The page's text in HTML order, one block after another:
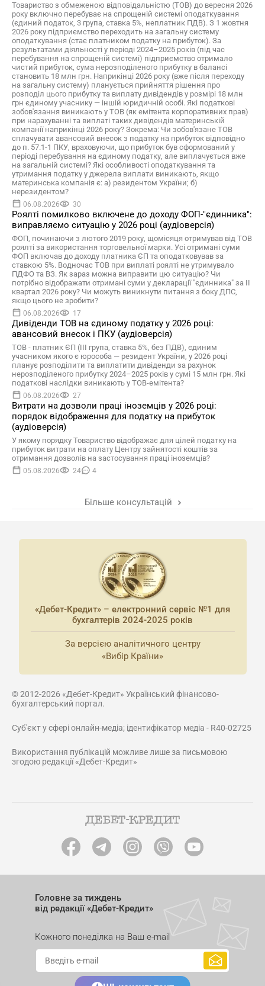
Товариство з обмеженою відповідальністю (ТОВ) до вересня 2026
року включно перебуває на спрощеній системі оподаткування
(єдиний податок, 3 група, ставка 5%, неплатник ПДВ). З 1 жовтня
2026 року підприємство переходить на загальну систему
оподаткування (стає платником податку на прибуток). За
результатами діяльності у періоді 2024–2025 років (під час
перебування на спрощеній системі) підприємство отримало
чистий прибуток, сума нерозподіленого прибутку в балансі
становить 18 млн грн. Наприкінці 2026 року (вже після переходу
на загальну систему) планується прийняття рішення про
розподіл цього прибутку та виплату дивідендів у розмірі 18 млн
грн єдиному учаснику — іншій юридичній особі. Які податкові
зобов'язання виникають у ТОВ (як емітента корпоративних прав)
при нарахуванні та виплаті таких дивідендів материнській
компанії наприкінці 2026 року? Зокрема: Чи зобов'язане ТОВ
сплачувати авансовий внесок з податку на прибуток відповідно
до п. 57.1-1 ПКУ, враховуючи, що прибуток був сформований у
періоді перебування на єдиному податку, але виплачується вже
на загальній системі? Які особливості оподаткування та
утримання податку у джерела виплати виникають, якщо
материнська компанія є: а) резидентом України; б)
нерезидентом?
06.08.2026 30
Роялті помилково включене до доходу ФОП-"єдинника":
виправляємо ситуацію у 2026 році (аудіоверсія)
ФОП, починаючи з лютого 2019 року, щомісяця отримував від ТОВ
роялті за використання торговельної марки. Усі отримані суми
ФОП включав до доходу платника ЄП та оподатковував за
ставкою 5%. Водночас ТОВ при виплаті роялті не утримувало
ПДФО та ВЗ. Як зараз можна виправити цю ситуацію? Чи
потрібно відображати отримані суми у декларації "єдинника" за II
квартал 2026 року? Чи можуть виникнути питання з боку ДПС,
якщо цього не зробити?
06.08.2026 17
Дивіденди ТОВ на єдиному податку у 2026 році:
авансовий внесок і ПКУ (аудіоверсія)
ТОВ - платник ЄП (ІІІ група, ставка 5%, без ПДВ), єдиним
учасником якого є юрособа — резидент України, у 2026 році
планує розподілити та виплатити дивіденди за рахунок
нерозподіленого прибутку 2024–2025 років у сумі 15 млн грн. Які
податкові наслідки виникають у ТОВ-емітента?
06.08.2026 27
Витрати на дозволи праці іноземців у 2026 році:
порядок відображення для податку на прибуток
(аудіоверсія)
У якому порядку Товариство відображає для цілей податку на
прибуток витрати на оплату Центру зайнятості коштів за
отримання дозволів на застосування праці іноземців?
05.08.2026 24 4
Більше консультацій
«Дебет-Кредит» – електронний сервіс №1 для
бухгалтерів 2024-2025 років
За версією аналітичного центру
«Вибір Країни»
© 2012-2026 «Дебет-Кредит» Український фінансово-
бухгалтерський портал.
Суб'єкт у сфері онлайн-медіа; ідентифікатор медіа - R40-02725
Використання публікацій можливе лише за письмовою
згодою редакції «Дебет-Кредит»
Головне за тиждень
від редакції «Дебет-Кредит»
Кожного понеділка на Ваш e-mail